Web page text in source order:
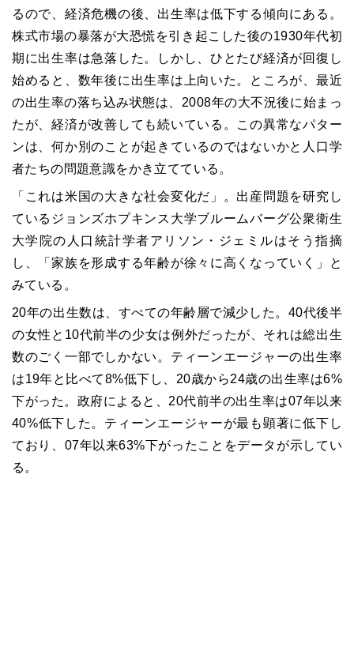
るので、経済危機の後、出生率は低下する傾向にある。
株式市場の暴落が大恐慌を引き起こした後の1930年代初
期に出生率は急落した。しかし、ひとたび経済が回復し
始めると、数年後に出生率は上向いた。ところが、最近
の出生率の落ち込み状態は、2008年の大不況後に始まっ
たが、経済が改善しても続いている。この異常なパター
ンは、何か別のことが起きているのではないかと人口学
者たちの問題意識をかき立てている。
「これは米国の大きな社会変化だ」。出産問題を研究し
ているジョンズホプキンス大学ブルームバーグ公衆衛生
大学院の人口統計学者アリソン・ジェミルはそう指摘
し、「家族を形成する年齢が徐々に高くなっていく」と
みている。
20年の出生数は、すべての年齢層で減少した。40代後半
の女性と10代前半の少女は例外だったが、それは総出生
数のごく一部でしかない。ティーンエージャーの出生率
は19年と比べて8%低下し、20歳から24歳の出生率は6%
下がった。政府によると、20代前半の出生率は07年以来
40%低下した。ティーンエージャーが最も顕著に低下し
ており、07年以来63%下がったことをデータが示してい
る。